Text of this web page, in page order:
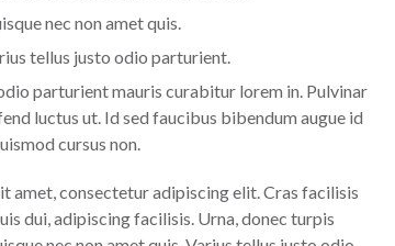
nec non amet quis.
tellus justo odio parturient.
parturient mauris curabitur lorem in. Pulvinar
luctus ut. Id sed faucibus bibendum augue id
cursus non.
amet, consectetur adipiscing elit. Cras facilisis
dui, adipiscing facilisis. Urna, donec turpis